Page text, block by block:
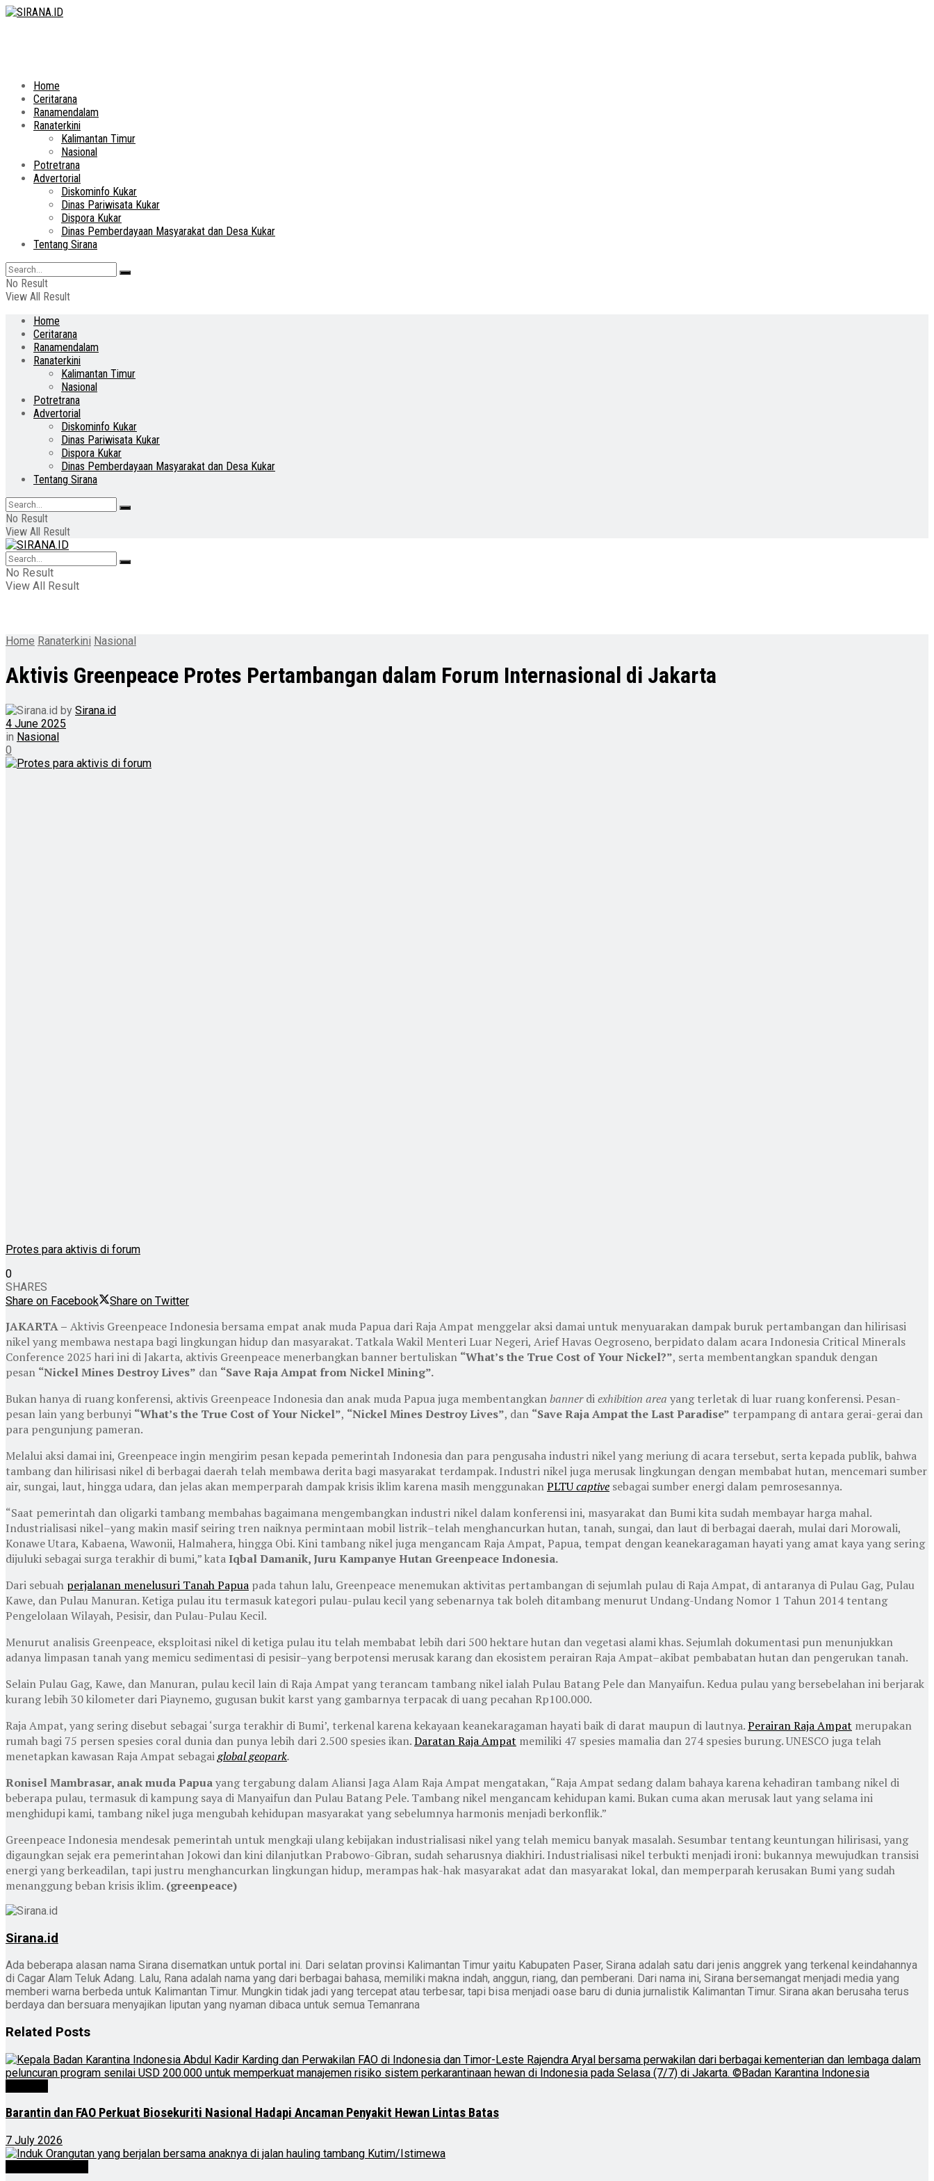
Home
Ceritarana
Ranamendalam
Ranaterkini
Kalimantan Timur
Nasional
Potretrana
Advertorial
Diskominfo Kukar
Dinas Pariwisata Kukar
Dispora Kukar
Dinas Pemberdayaan Masyarakat dan Desa Kukar
Tentang Sirana
No Result
View All Result
Home
Ceritarana
Ranamendalam
Ranaterkini
Kalimantan Timur
Nasional
Potretrana
Advertorial
Diskominfo Kukar
Dinas Pariwisata Kukar
Dispora Kukar
Dinas Pemberdayaan Masyarakat dan Desa Kukar
Tentang Sirana
No Result
View All Result
No Result
View All Result
Home Ranaterkini Nasional
Aktivis Greenpeace Protes Pertambangan dalam Forum Internasional di Jakarta
by Sirana.id
4 June 2025
in Nasional
0
Protes para aktivis di forum
0
SHARES
Share on Facebook
Share on Twitter
JAKARTA – Aktivis Greenpeace Indonesia bersama empat anak muda Papua dari Raja Ampat menggelar aksi damai untuk menyuarakan dampak buruk pertambangan dan hilirisasi
nikel yang membawa nestapa bagi lingkungan hidup dan masyarakat. Tatkala Wakil Menteri Luar Negeri, Arief Havas Oegroseno, berpidato dalam acara Indonesia Critical Minerals
Conference 2025 hari ini di Jakarta, aktivis Greenpeace menerbangkan banner bertuliskan “What’s the True Cost of Your Nickel?”, serta membentangkan spanduk dengan
pesan “Nickel Mines Destroy Lives” dan “Save Raja Ampat from Nickel Mining”.
Bukan hanya di ruang konferensi, aktivis Greenpeace Indonesia dan anak muda Papua juga membentangkanbannerdiexhibition area yang terletak di luar ruang konferensi. Pesan-
pesan lain yang berbunyi “What’s the True Cost of Your Nickel”, “Nickel Mines Destroy Lives”, dan “Save Raja Ampat the Last Paradise” terpampang di antara gerai-gerai dan
para pengunjung pameran.
Melalui aksi damai ini, Greenpeace ingin mengirim pesan kepada pemerintah Indonesia dan para pengusaha industri nikel yang meriung di acara tersebut, serta kepada publik, bahwa
tambang dan hilirisasi nikel di berbagai daerah telah membawa derita bagi masyarakat terdampak. Industri nikel juga merusak lingkungan dengan membabat hutan, mencemari sumber
air, sungai, laut, hingga udara, dan jelas akan memperparah dampak krisis iklim karena masih menggunakanPLTUcaptive sebagai sumber energi dalam pemrosesannya.
“Saat pemerintah dan oligarki tambang membahas bagaimana mengembangkan industri nikel dalam konferensi ini, masyarakat dan Bumi kita sudah membayar harga mahal.
Industrialisasi nikel–yang makin masif seiring tren naiknya permintaan mobil listrik–telah menghancurkan hutan, tanah, sungai, dan laut di berbagai daerah, mulai dari Morowali,
Konawe Utara, Kabaena, Wawonii, Halmahera, hingga Obi. Kini tambang nikel juga mengancam Raja Ampat, Papua, tempat dengan keanekaragaman hayati yang amat kaya yang sering
dijuluki sebagai surga terakhir di bumi,” kataIqbal Damanik, Juru Kampanye Hutan Greenpeace Indonesia.
Dari sebuah perjalanan menelusuri Tanah Papua pada tahun lalu, Greenpeace menemukan aktivitas pertambangan di sejumlah pulau di Raja Ampat, di antaranya di Pulau Gag, Pulau
Kawe, dan Pulau Manuran. Ketiga pulau itu termasuk kategori pulau-pulau kecil yang sebenarnya tak boleh ditambang menurut Undang-Undang Nomor 1 Tahun 2014 tentang
Pengelolaan Wilayah, Pesisir, dan Pulau-Pulau Kecil.
Menurut analisis Greenpeace, eksploitasi nikel di ketiga pulau itu telah membabat lebih dari 500 hektare hutan dan vegetasi alami khas. Sejumlah dokumentasi pun menunjukkan
adanya limpasan tanah yang memicu sedimentasi di pesisir–yang berpotensi merusak karang dan ekosistem perairan Raja Ampat–akibat pembabatan hutan dan pengerukan tanah.
Selain Pulau Gag, Kawe, dan Manuran, pulau kecil lain di Raja Ampat yang terancam tambang nikel ialah Pulau Batang Pele dan Manyaifun. Kedua pulau yang bersebelahan ini berjarak
kurang lebih 30 kilometer dari Piaynemo, gugusan bukit karst yang gambarnya terpacak di uang pecahan Rp100.000.
Raja Ampat, yang sering disebut sebagai ‘surga terakhir di Bumi’, terkenal karena kekayaan keanekaragaman hayati baik di darat maupun di lautnya.Perairan Raja Ampat merupakan
rumah bagi 75 persen spesies coral dunia dan punya lebih dari 2.500 spesies ikan.Daratan Raja Ampat memiliki 47 spesies mamalia dan 274 spesies burung. UNESCO juga telah
menetapkan kawasan Raja Ampat sebagaiglobal geopark.
Ronisel Mambrasar, anak muda Papuayang tergabung dalam Aliansi Jaga Alam Raja Ampat mengatakan, “Raja Ampat sedang dalam bahaya karena kehadiran tambang nikel di
beberapa pulau, termasuk di kampung saya di Manyaifun dan Pulau Batang Pele. Tambang nikel mengancam kehidupan kami. Bukan cuma akan merusak laut yang selama ini
menghidupi kami, tambang nikel juga mengubah kehidupan masyarakat yang sebelumnya harmonis menjadi berkonflik.”
Greenpeace Indonesia mendesak pemerintah untuk mengkaji ulang kebijakan industrialisasi nikel yang telah memicu banyak masalah. Sesumbar tentang keuntungan hilirisasi, yang
digaungkan sejak era pemerintahan Jokowi dan kini dilanjutkan Prabowo-Gibran, sudah seharusnya diakhiri. Industrialisasi nikel terbukti menjadi ironi: bukannya mewujudkan transisi
energi yang berkeadilan, tapi justru menghancurkan lingkungan hidup, merampas hak-hak masyarakat adat dan masyarakat lokal, dan memperparah kerusakan Bumi yang sudah
menanggung beban krisis iklim. (greenpeace)
Sirana.id
Ada beberapa alasan nama Sirana disematkan untuk portal ini. Dari selatan provinsi Kalimantan Timur yaitu Kabupaten Paser, Sirana adalah satu dari jenis anggrek yang terkenal keindahannya
di Cagar Alam Teluk Adang. Lalu, Rana adalah nama yang dari berbagai bahasa, memiliki makna indah, anggun, riang, dan pemberani. Dari nama ini, Sirana bersemangat menjadi media yang
memberi warna berbeda untuk Kalimantan Timur. Mungkin tidak jadi yang tercepat atau terbesar, tapi bisa menjadi oase baru di dunia jurnalistik Kalimantan Timur. Sirana akan berusaha terus
berdaya dan bersuara menyajikan liputan yang nyaman dibaca untuk semua Temanrana
Related Posts
Barantin dan FAO Perkuat Biosekuriti Nasional Hadapi Ancaman Penyakit Hewan Lintas Batas
7 July 2026